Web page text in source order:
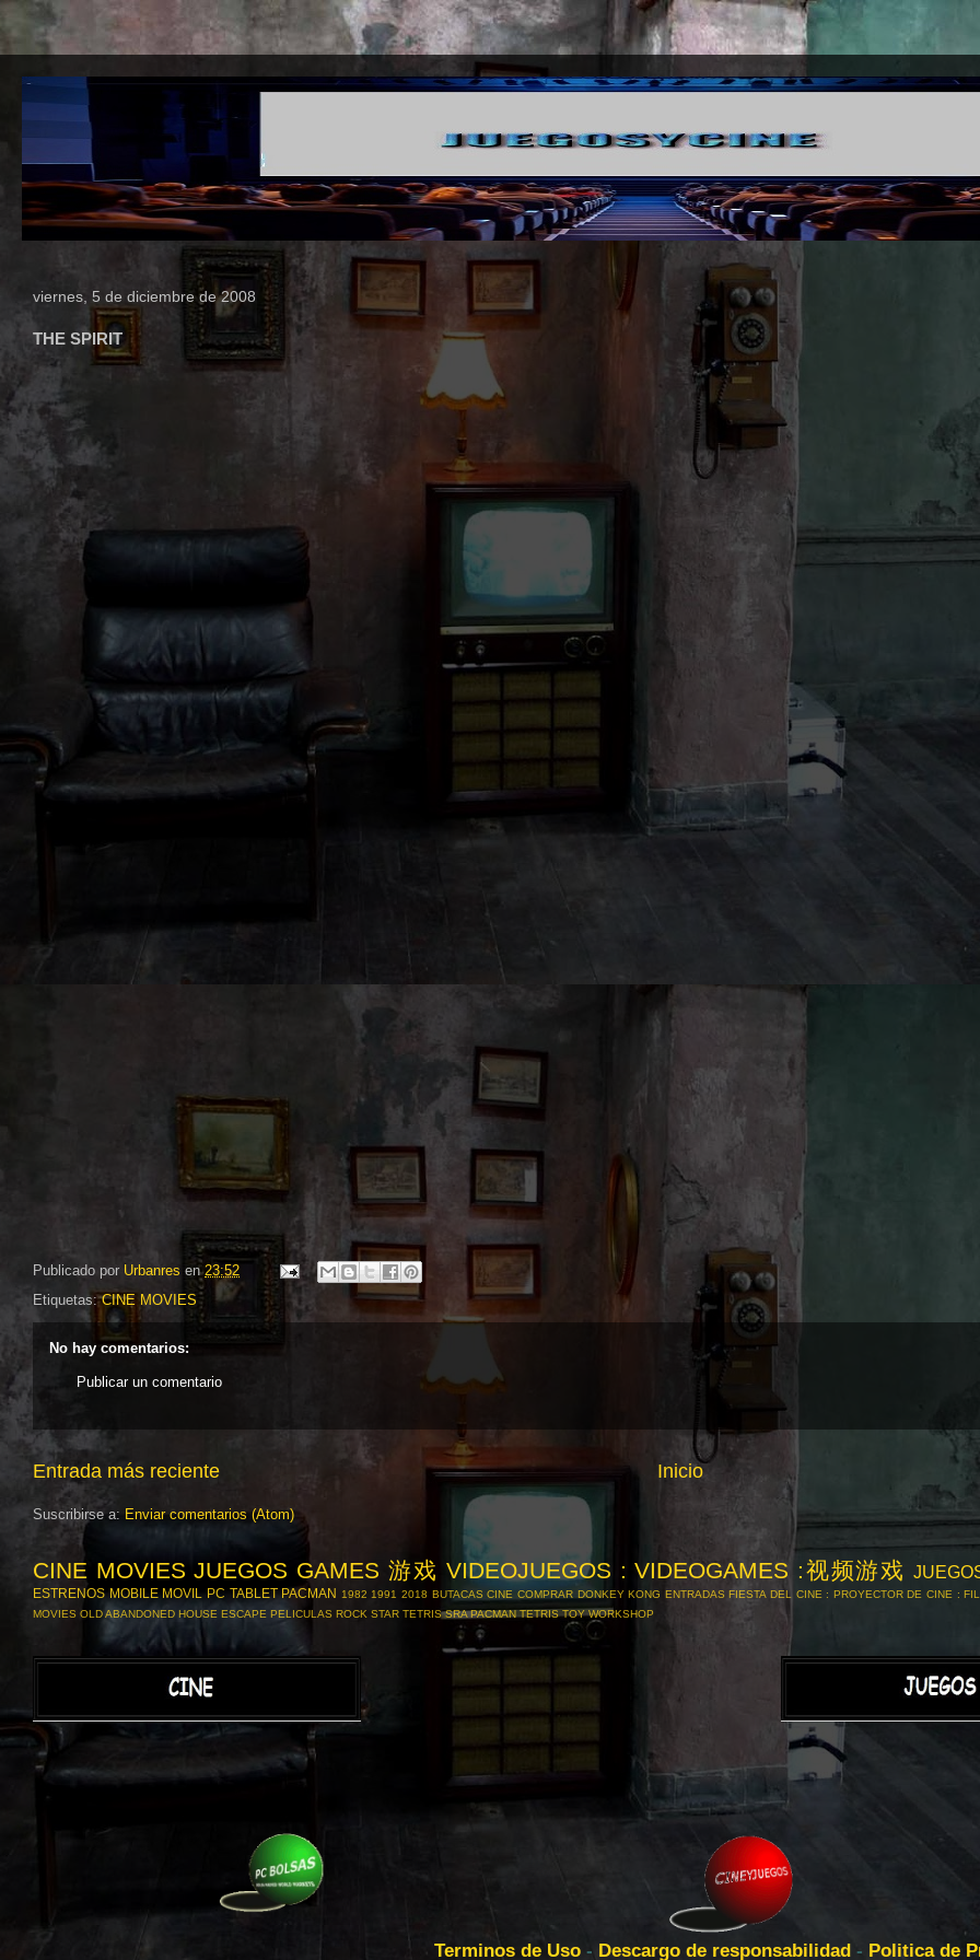
viernes, 5 de diciembre de 2008
THE SPIRIT
Publicado por Urbanres en23:52
Etiquetas:CINE MOVIES
No hay comentarios:
Publicar un comentario
Entrada más reciente Inicio
Suscribirse a: Enviar comentarios (Atom)
CINE MOVIES JUEGOS GAMES 游戏 VIDEOJUEGOS : VIDEOGAMES :视频游戏
ESTRENOS MOBILE MOVIL PC TABLET PACMAN 1982 1991 2018 BUTACAS CINE COMPRAR DONKEY KONG ENTRADAS FIESTA DEL CINE : PROYECTOR DE CINE :
MOVIES OLD ABANDONED HOUSE ESCAPE PELICULAS ROCK STAR TETRIS SRA PACMAN TETRIS TOY WORKSHOP
Terminos de Uso - Descargo de responsabilidad - Politica de